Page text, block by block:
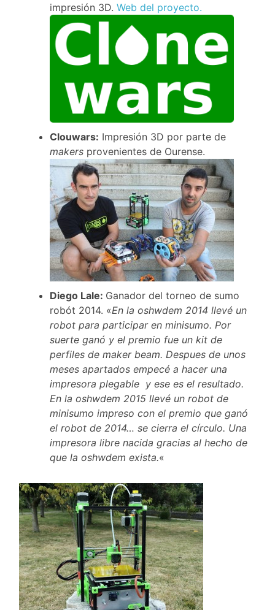
impresión 3D.Web del proyecto.
Clouwars: Impresión 3D por parte de
makers provenientes de Ourense.
Diego Lale: Ganador del torneo de sumo
robót 2014. «En la oshwdem 2014 llevé un
robot para participar en minisumo. Por
suerte ganó y el premio fue un kit de
perfiles de maker beam. Despues de unos
meses apartados empecé a hacer una
impresora plegable y ese es el resultado.
En la oshwdem 2015 llevé un robot de
minisumo impreso con el premio que ganó
el robot de 2014… se cierra el círculo. Una
impresora libre nacida gracias al hecho de
que la oshwdem exista.«